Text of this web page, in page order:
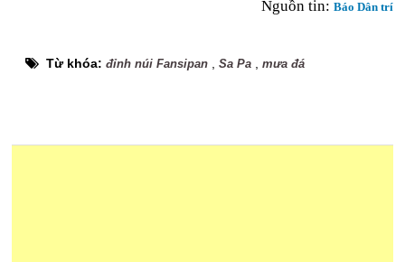
Nguồn tin: Báo Dân trí
Từ khóa:đỉnh núi Fansipan ,Sa Pa ,mưa đá